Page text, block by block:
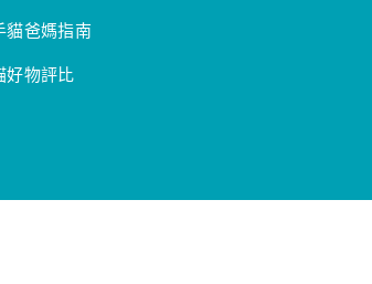
貓爸媽指南
好物評比